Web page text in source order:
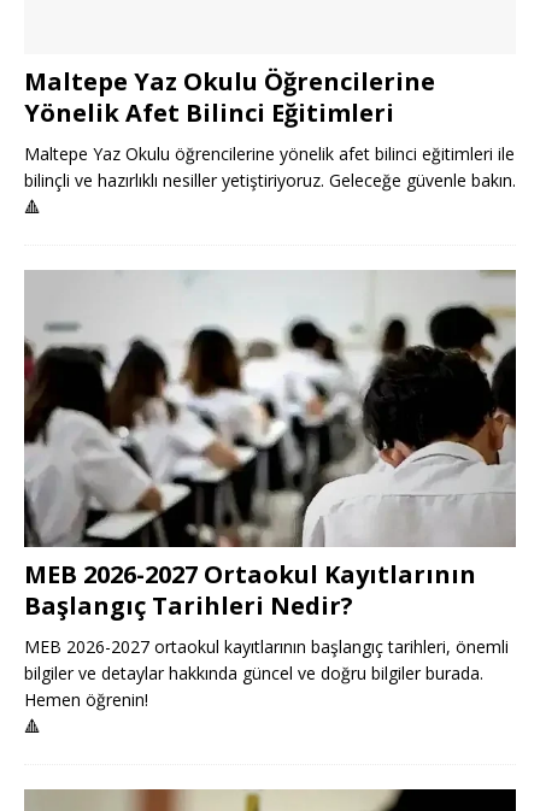
Maltepe Yaz Okulu Öğrencilerine
Yönelik Afet Bilinci Eğitimleri
Maltepe Yaz Okulu öğrencilerine yönelik afet bilinci eğitimleri ile
bilinçli ve hazırlıklı nesiller yetiştiriyoruz. Geleceğe güvenle bakın.
🔺
MEB 2026-2027 Ortaokul Kayıtlarının
Başlangıç Tarihleri Nedir?
MEB 2026-2027 ortaokul kayıtlarının başlangıç tarihleri, önemli
bilgiler ve detaylar hakkında güncel ve doğru bilgiler burada.
Hemen öğrenin!
🔺